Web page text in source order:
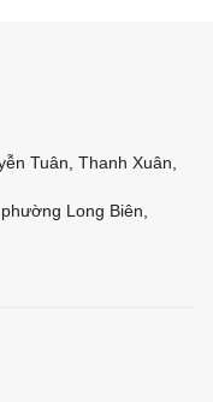
Tuân, Thanh Xuân,
Long Biên,